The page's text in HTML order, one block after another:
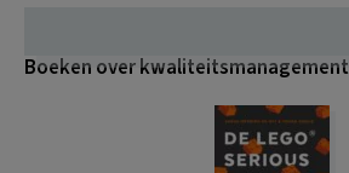
Boeken over kwaliteitsmanagement